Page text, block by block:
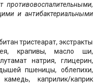
противовоспалительными,
и антибактериальными
тристеарат, экстракты
крапивы, масло ши,
натрия, глицерин,
пшеницы, облепихи,
каприлик/каприк